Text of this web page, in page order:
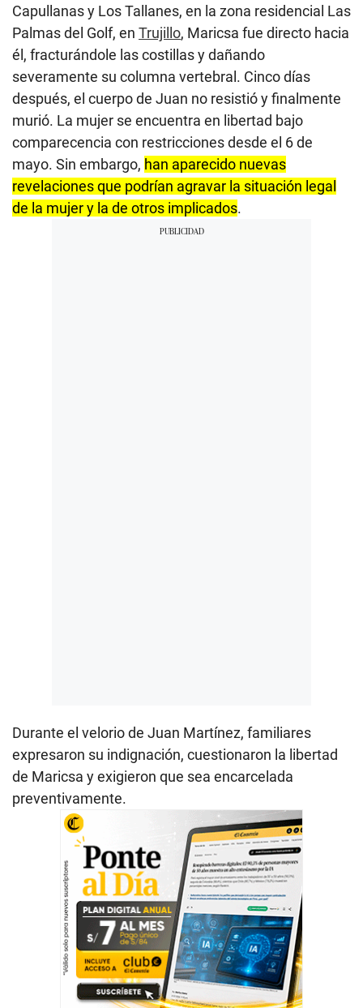
Capullanas y Los Tallanes, en la zona residencial Las
Palmas del Golf, en Trujillo, Maricsa fue directo hacia
él, fracturándole las costillas y dañando
severamente su columna vertebral. Cinco días
después, el cuerpo de Juan no resistió y finalmente
murió. La mujer se encuentra en libertad bajo
comparecencia con restricciones desde el 6 de
mayo. Sin embargo, han aparecido nuevas
revelaciones que podrían agravar la situación legal
de la mujer y la de otros implicados.
Durante el velorio de Juan Martínez, familiares
expresaron su indignación, cuestionaron la libertad
de Maricsa y exigieron que sea encarcelada
preventivamente.